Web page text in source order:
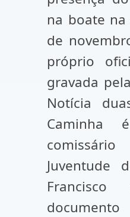
na boate
de
próprio
gravada
Notícia
Caminha
Juventude